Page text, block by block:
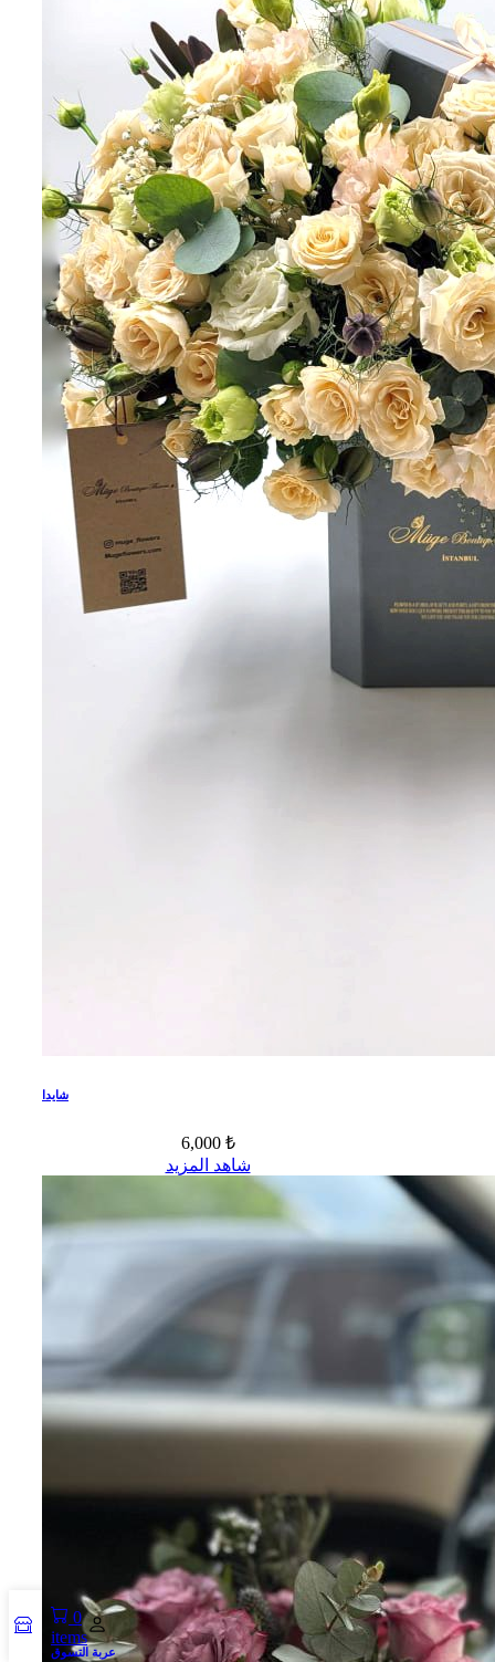
شايدا
6,000 ₺
شاهد المزيد
0
items
عربة التسوق